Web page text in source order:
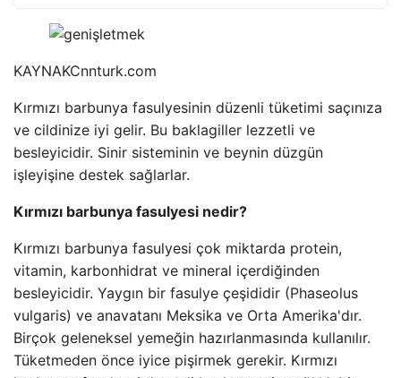
KAYNAKCnnturk.com
Kırmızı barbunya fasulyesinin düzenli tüketimi saçınıza
ve cildinize iyi gelir. Bu baklagiller lezzetli ve
besleyicidir. Sinir sisteminin ve beynin düzgün
işleyişine destek sağlarlar.
Kırmızı barbunya fasulyesi nedir?
Kırmızı barbunya fasulyesi çok miktarda protein,
vitamin, karbonhidrat ve mineral içerdiğinden
besleyicidir. Yaygın bir fasulye çeşididir (Phaseolus
vulgaris) ve anavatanı Meksika ve Orta Amerika'dır.
Birçok geleneksel yemeğin hazırlanmasında kullanılır.
Tüketmeden önce iyice pişirmek gerekir. Kırmızı